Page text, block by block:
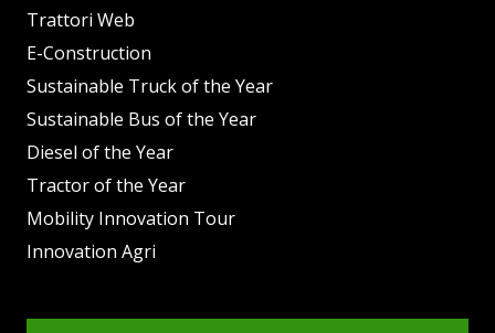
Trattori Web
E-Construction
Sustainable Truck of the Year
Sustainable Bus of the Year
Diesel of the Year
Tractor of the Year
Mobility Innovation Tour
Innovation Agri